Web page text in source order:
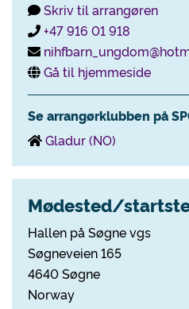
Skriv til arrangøren
+47 916 01 918
Gå til hjemmeside
Se arrangørklubben på
Gladur (NO)
Mødested/
Hallen på Søgne vgs
Søgneveien 165
4640 Søgne
Norway